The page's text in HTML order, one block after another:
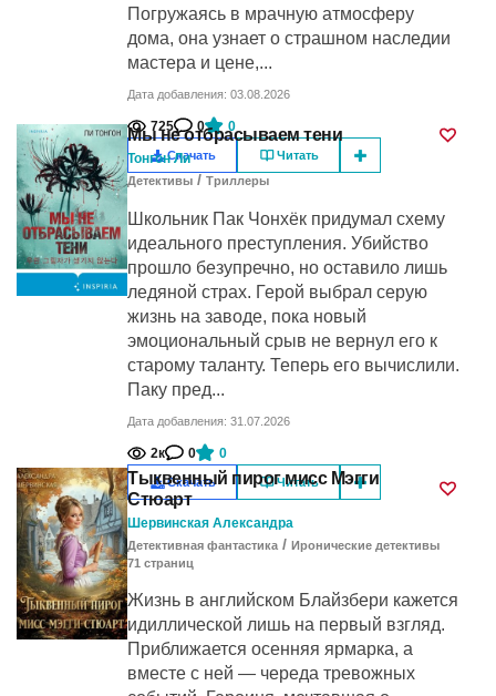
Погружаясь в мрачную атмосферу
дома, она узнает о страшном наследии
мастера и цене,...
Дата добавления: 03.08.2026
725 0 0
Скачать Читать
Мы не отбрасываем тени
Тонгон Ли
Детективы / Триллеры
Школьник Пак Чонхёк придумал схему
идеального преступления. Убийство
прошло безупречно, но оставило лишь
ледяной страх. Герой выбрал серую
жизнь на заводе, пока новый
эмоциональный срыв не вернул его к
старому таланту. Теперь его вычислили.
Паку пред...
Дата добавления: 31.07.2026
2к 0 0
Скачать Читать
Тыквенный пирог мисс Мэгги
Стюарт
Шервинская Александра
Детективная фантастика / Иронические детективы
71 cтраниц
Жизнь в английском Блайзбери кажется
идиллической лишь на первый взгляд.
Приближается осенняя ярмарка, а
вместе с ней — череда тревожных